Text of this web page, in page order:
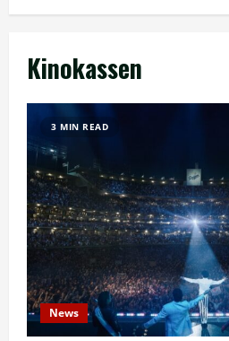
Kinokassen
3 MIN READ
News